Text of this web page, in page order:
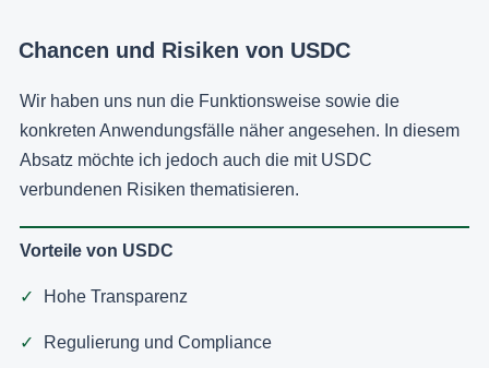
Chancen und Risiken von USDC
Wir haben uns nun die Funktionsweise sowie die
konkreten Anwendungsfälle näher angesehen. In diesem
Absatz möchte ich jedoch auch die mit USDC
verbundenen Risiken thematisieren.
Vorteile von USDC
Hohe Transparenz
Regulierung und Compliance